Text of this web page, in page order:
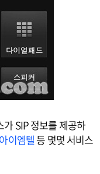
SIP 정보를 제공하
아이엠텔 등 몇몇 서비스